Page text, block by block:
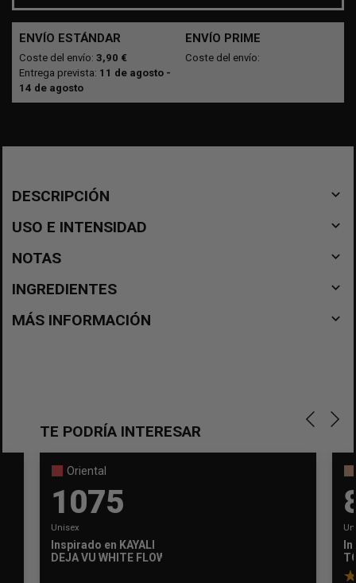
ENVÍO ESTÁNDAR
Coste del envío: 3,90 €
Entrega prevista: 11 de agosto -
14 de agosto
ENVÍO PRIME
Coste del envío:
DESCRIPCIÓN navigate_before
USO E INTENSIDAD navigate_before
NOTAS navigate_before
INGREDIENTES navigate_before
MÁS INFORMACIÓN navigate_before
TE PODRÍA INTERESAR
Oriental
1075
Unisex
Inspirado en KAYALI
DEJA VU WHITE FLOWERS